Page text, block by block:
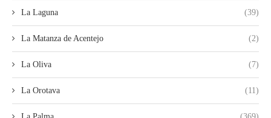
La Laguna (39)
La Matanza de Acentejo (2)
La Oliva (7)
La Orotava (11)